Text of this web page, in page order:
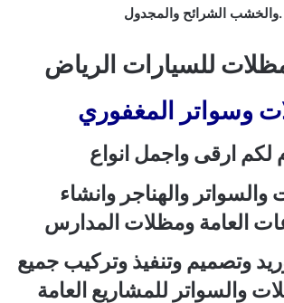
والخشب الشرائح والمجدول.
للسيارات الرياض
وسواتر المغفوري
لكم ارقى واجمل انواع
والسواتر والهناجر وانشاء
العامة ومظلات المدارس
وتصميم وتنفيذ وتركيب جميع
والسواتر للمشاريع العامة